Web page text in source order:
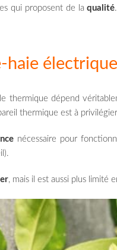
qui proposent de laqualité
haie
thermique dépend
thermique est à
nécessaire pour
, mais il est aussi plus limité